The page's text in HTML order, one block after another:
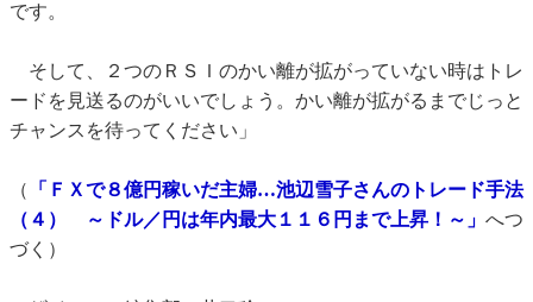
です。
そして、２つのＲＳＩのかい離が拡がっていない時はトレ
ードを見送るのがいいでしょう。かい離が拡がるまでじっと
チャンスを待ってください」
（
「ＦＸで８億円稼いだ主婦…池辺雪子さんのトレード手法
（４） ～ドル／円は年内最大１１６円まで上昇！～」 へつ
づく）